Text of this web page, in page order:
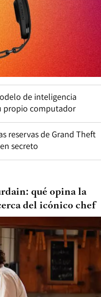
de inteligencia
propio computador
reservas de Grand Theft
secreto
qué opina la
del icónico chef